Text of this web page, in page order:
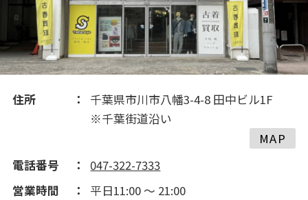
2016(299)
2015(214)
住所
千葉県市川市八幡3-4-8 田中ビル1F
※千葉街道沿い
MAP
電話番号
047-322-7333
営業時間
平日11:00 ～ 21:00